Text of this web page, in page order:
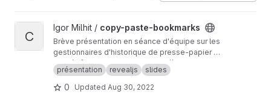
View copy-paste-bookmarks project
C
Igor Milhit / copy-paste-bookmarks
Brève présentation en séance d'équipe sur les
gestionnaires d'historique de presse-papier et
l'usage des signets avec mot-clé pour
accélérer la recherche.
Ce dépôt est un mirroir dehttps://codeberg.or
g/ignami/copy-paste-bookmarks
La présentation est publique sur
présentation revealjs slides
0 Updated Aug 30, 2022